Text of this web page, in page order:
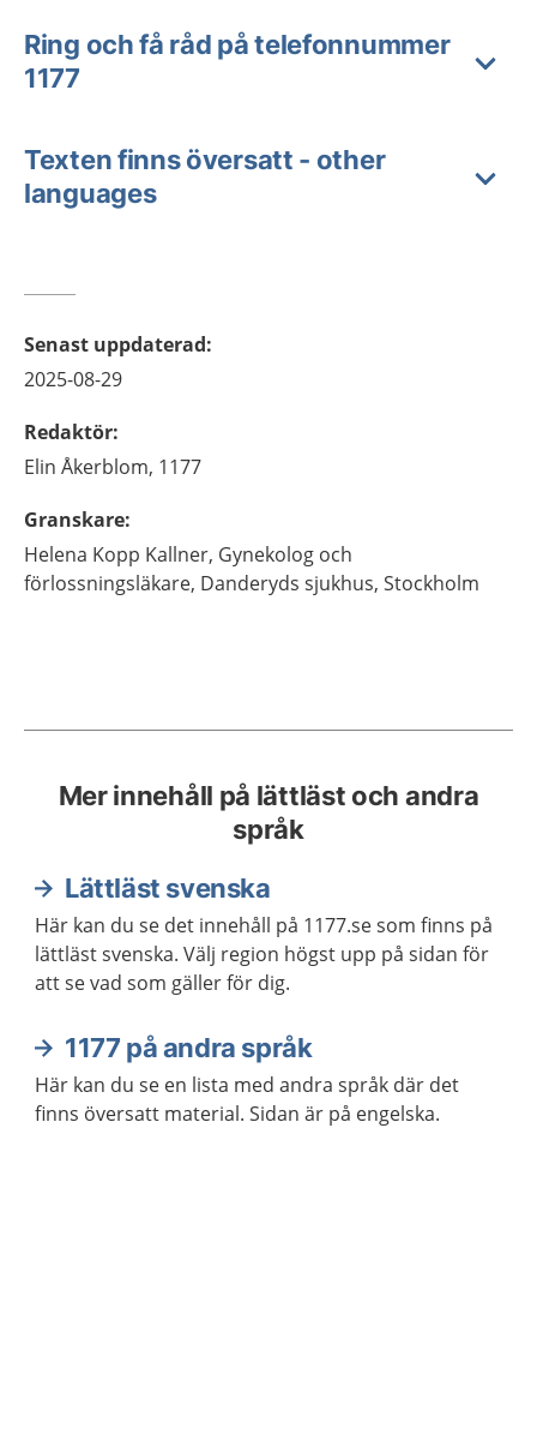
Ring och få råd på telefonnummer
1177
Texten finns översatt - other
languages
Senast uppdaterad:
2025-08-29
Redaktör:
Elin Åkerblom, 1177
Granskare:
Helena Kopp Kallner, Gynekolog och
förlossningsläkare, Danderyds sjukhus, Stockholm
Mer innehåll på lättläst och andra
språk
Lättläst svenska
Här kan du se det innehåll på 1177.se som finns på
lättläst svenska. Välj region högst upp på sidan för
att se vad som gäller för dig.
1177 på andra språk
Här kan du se en lista med andra språk där det
finns översatt material. Sidan är på engelska.